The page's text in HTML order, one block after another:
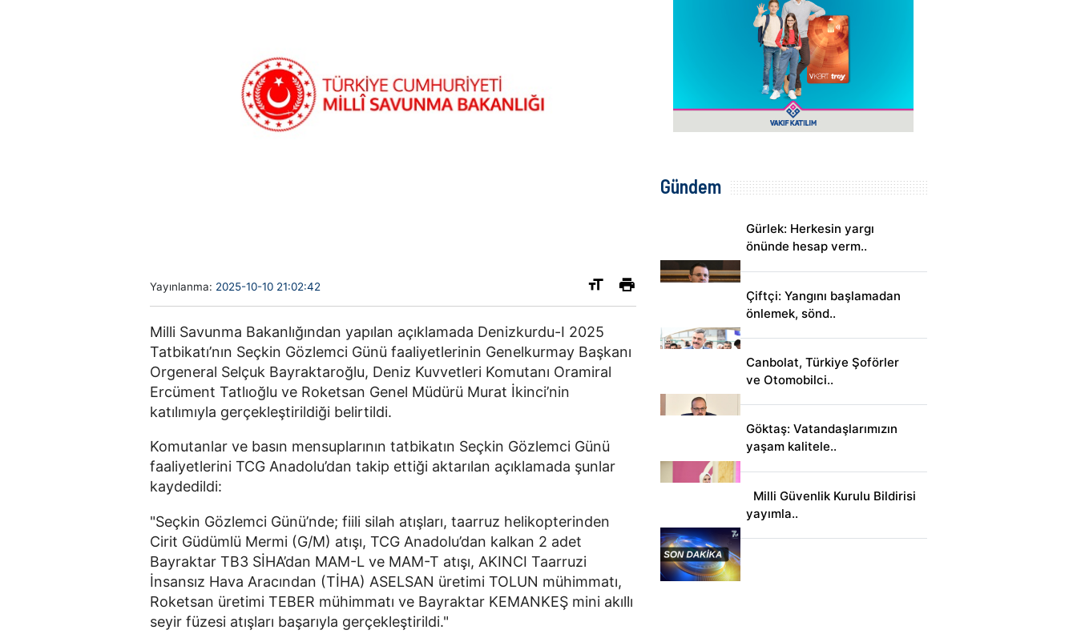
Yayınlanma: 2025-10-10 21:02:42
Milli Savunma Bakanlığından yapılan açıklamada Denizkurdu-I 2025
Tatbikatı’nın Seçkin Gözlemci Günü faaliyetlerinin Genelkurmay Başkanı
Orgeneral Selçuk Bayraktaroğlu, Deniz Kuvvetleri Komutanı Oramiral
Ercüment Tatlıoğlu ve Roketsan Genel Müdürü Murat İkinci’nin
katılımıyla gerçekleştirildiği belirtildi.
Komutanlar ve basın mensuplarının tatbikatın Seçkin Gözlemci Günü
faaliyetlerini TCG Anadolu’dan takip ettiği aktarılan açıklamada şunlar
kaydedildi:
"Seçkin Gözlemci Günü’nde; fiili silah atışları, taarruz helikopterinden
Cirit Güdümlü Mermi (G/M) atışı, TCG Anadolu’dan kalkan 2 adet
Bayraktar TB3 SİHA’dan MAM-L ve MAM-T atışı, AKINCI Taarruzi
İnsansız Hava Aracından (TİHA) ASELSAN üretimi TOLUN mühimmatı,
Roketsan üretimi TEBER mühimmatı ve Bayraktar KEMANKEŞ mini akıllı
seyir füzesi atışları başarıyla gerçekleştirildi."
Gündem
Gürlek: Herkesin yargı
önünde hesap verm..
Çiftçi: Yangını başlamadan
önlemek, sönd..
Canbolat, Türkiye Şoförler
ve Otomobilci..
Göktaş: Vatandaşlarımızın
yaşam kalitele..
Milli Güvenlik Kurulu Bildirisi
yayımla..